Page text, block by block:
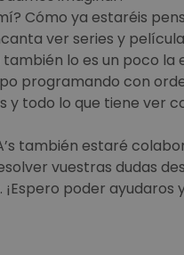
Cómo ya estaréis
ver series y
lo es un poco la
programando con
y todo lo que tiene ver
también estaré
vuestras dudas
poder ayudaros